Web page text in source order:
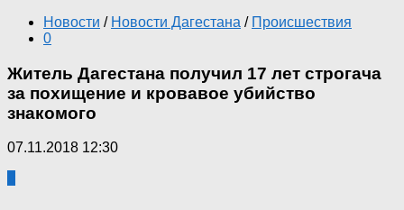
Новости / Новости Дагестана / Происшествия
0
Житель Дагестана получил 17 лет строгача
за похищение и кровавое убийство
знакомого
07.11.2018 12:30